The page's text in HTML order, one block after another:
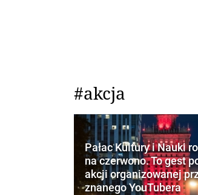
#akcja
Pałac Kultury i Nauki
na czerwono. To gest
akcji organizowanej
znanego YouTubera